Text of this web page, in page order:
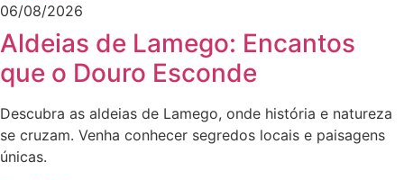
06/08/2026
Aldeias de Lamego: Encantos
que o Douro Esconde
Descubra as aldeias de Lamego, onde história e natureza
se cruzam. Venha conhecer segredos locais e paisagens
únicas.